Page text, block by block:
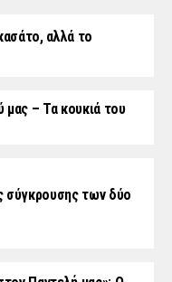
αλλά το
μας – Τα κουκιά του
σύγκρουσης των δύο